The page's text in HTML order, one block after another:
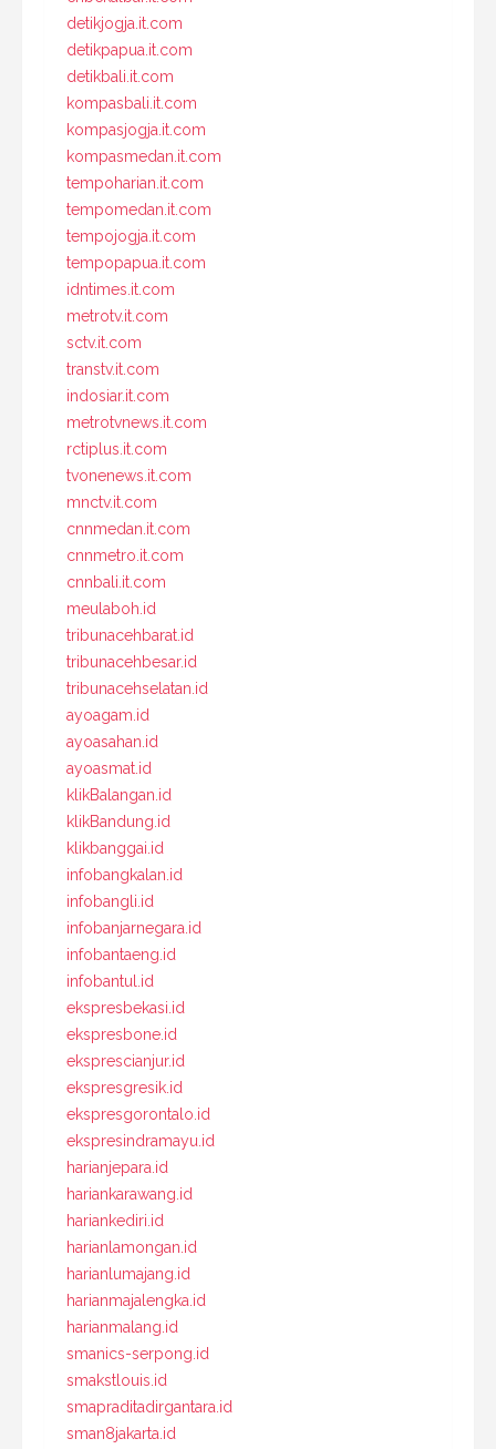
detikjogja.it.com
detikpapua.it.com
detikbali.it.com
kompasbali.it.com
kompasjogja.it.com
kompasmedan.it.com
tempoharian.it.com
tempomedan.it.com
tempojogja.it.com
tempopapua.it.com
idntimes.it.com
metrotv.it.com
sctv.it.com
transtv.it.com
indosiar.it.com
metrotvnews.it.com
rctiplus.it.com
tvonenews.it.com
mnctv.it.com
cnnmedan.it.com
cnnmetro.it.com
cnnbali.it.com
meulaboh.id
tribunacehbarat.id
tribunacehbesar.id
tribunacehselatan.id
ayoagam.id
ayoasahan.id
ayoasmat.id
klikBalangan.id
klikBandung.id
klikbanggai.id
infobangkalan.id
infobangli.id
infobanjarnegara.id
infobantaeng.id
infobantul.id
ekspresbekasi.id
ekspresbone.id
eksprescianjur.id
ekspresgresik.id
ekspresgorontalo.id
ekspresindramayu.id
harianjepara.id
hariankarawang.id
hariankediri.id
harianlamongan.id
harianlumajang.id
harianmajalengka.id
harianmalang.id
smanics-serpong.id
smakstlouis.id
smapraditadirgantara.id
sman8jakarta.id